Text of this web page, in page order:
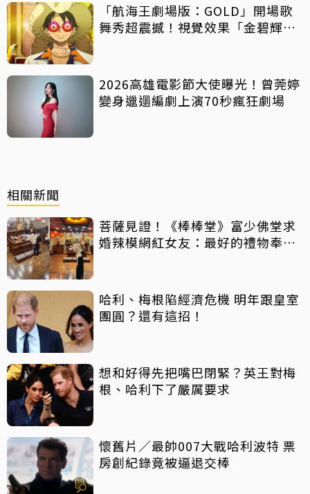
「航海王劇場版：GOLD」開場歌
舞秀超震撼！視覺效果「金碧輝
2026高雄電影節大使曝光！曾莞婷
變身邋遢編劇上演70秒瘋狂劇場
相關新聞
菩薩見證！《棒棒堂》富少佛堂求
婚辣模網紅女友：最好的禮物奉獻
哈利、梅根陷經濟危機 明年跟皇室
團圓？還有這招！
想和好得先把嘴巴閉緊？英王對梅
根、哈利下了嚴厲要求
懷舊片／最帥007大戰哈利波特 票
房創紀錄竟被逼退交棒